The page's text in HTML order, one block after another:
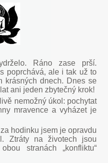
Ráno zase prší.
poprchává, ale i tak už to
krásných dnech. Dnes se
ani jeden zbytečný krok!
nemožný úkol: pochytat
mravence a vyházet je
hodinku jsem je opravdu
Ztráty na životech jsou
stranách „konfliktu“